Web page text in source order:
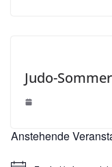
Judo-
Anstehende